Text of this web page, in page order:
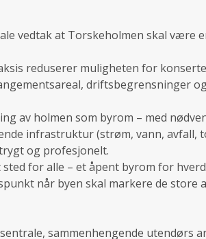
vedtak at Torskeholmen skal være
reduserer muligheten for
driftsbegrensninger
av holmen som byrom – med
infrastruktur (strøm, vann, avfall,
og profesjonelt.
for alle – et åpent byrom for
når byen skal markere de store
sammenhengende utendørs